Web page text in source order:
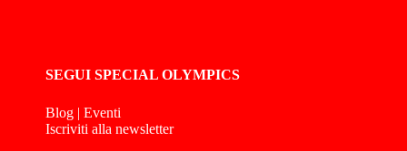
SEGUI SPECIAL OLYMPICS
Blog | Eventi
Iscriviti alla newsletter